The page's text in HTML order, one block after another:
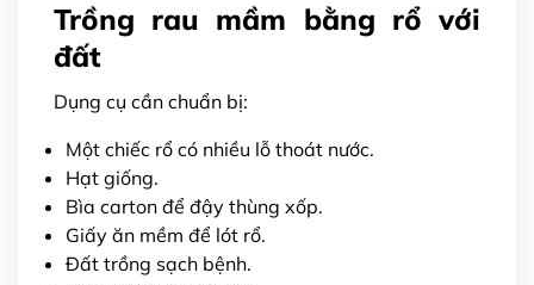
Trồng rau mầm bằng rổ với
đất
Dụng cụ cần chuẩn bị:
Một chiếc rổ có nhiều lỗ thoát nước.
Hạt giống.
Bìa carton để đậy thùng xốp.
Giấy ăn mềm để lót rổ.
Đất trồng sạch bệnh.